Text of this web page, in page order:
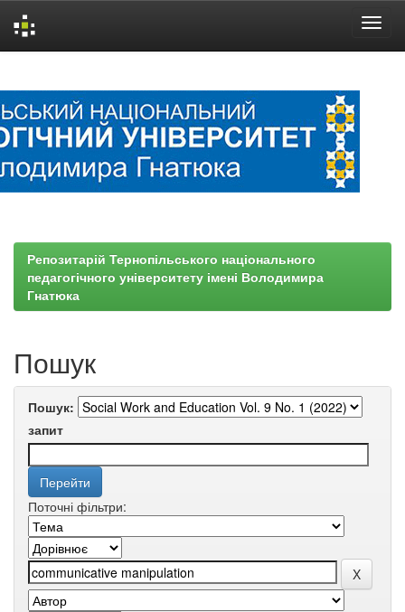
Репозитарій Тернопільського національного
педагогічного університету імені Володимира
Гнатюка
Пошук
Пошук:
запит
Поточні фільтри: